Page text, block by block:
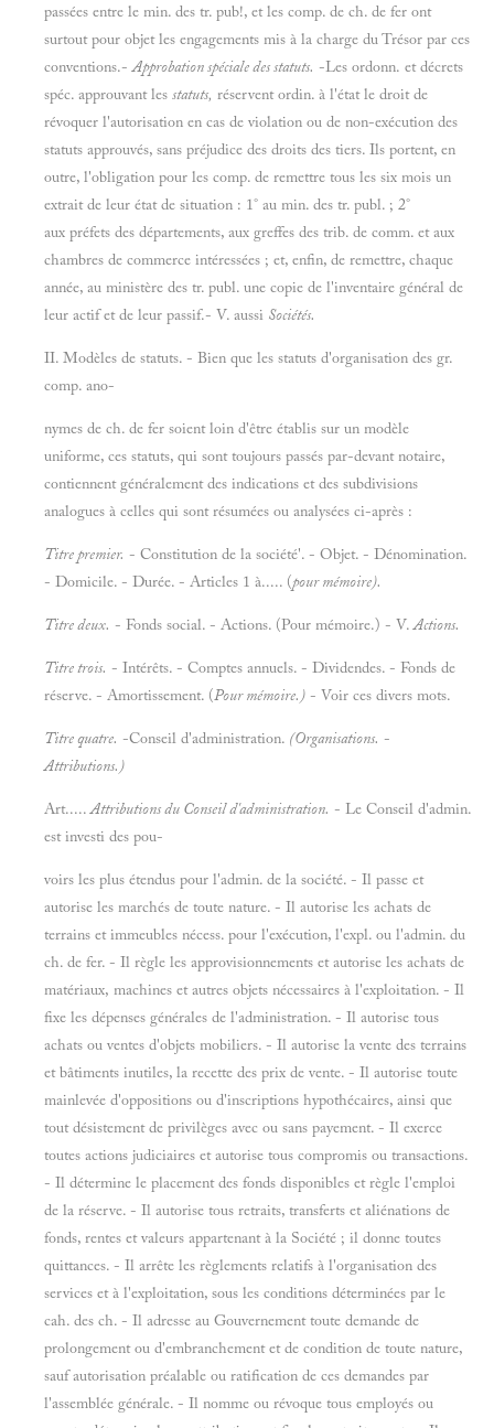
passées entre le min. des tr. pub!, et les comp. de ch. de fer ont
surtout pour objet les engagements mis à la charge du Trésor par ces
conventions.-Approbation spéciale des statuts. -Les ordonn. et décrets
spéc. approuvant les statuts, réservent ordin. à l'état le droit de
révoquer l'autorisation en cas de violation ou de non-exécution des
statuts approuvés, sans préjudice des droits des tiers. Ils portent, en
outre, l'obligation pour les comp. de remettre tous les six mois un
extrait de leur état de situation : 1° au min. des tr. publ. ; 2°
aux préfets des départements, aux greffes des trib. de comm. et aux
chambres de commerce intéressées ; et, enfin, de remettre, chaque
année, au ministère des tr. publ. une copie de l'inventaire général de
leur actif et de leur passif.- V. aussi Sociétés.
II. Modèles de statuts. - Bien que les statuts d'organisation des gr.
comp. ano-
nymes de ch. de fer soient loin d'être établis sur un modèle
uniforme, ces statuts, qui sont toujours passés par-devant notaire,
contiennent généralement des indications et des subdivisions
analogues à celles qui sont résumées ou analysées ci-après :
Titre premier. - Constitution de la société'. - Objet. - Dénomination.
- Domicile. - Durée. - Articles 1 à..... (pour mémoire).
Titre deux. - Fonds social. - Actions. (Pour mémoire.) - V.Actions.
Titre trois. - Intérêts. - Comptes annuels. - Dividendes. - Fonds de
réserve. - Amortissement. (Pour mémoire.) - Voir ces divers mots.
Titre quatre. -Conseil d'administration. (Organisations. -
Attributions.)
Art.....Attributions du Conseil d'administration. - Le Conseil d'admin.
est investi des pou-
voirs les plus étendus pour l'admin. de la société. - Il passe et
autorise les marchés de toute nature. - Il autorise les achats de
terrains et immeubles nécess. pour l'exécution, l'expl. ou l'admin. du
ch. de fer. - Il règle les approvisionnements et autorise les achats de
matériaux, machines et autres objets nécessaires à l'exploitation. - Il
fixe les dépenses générales de l'administration. - Il autorise tous
achats ou ventes d'objets mobiliers. - Il autorise la vente des terrains
et bâtiments inutiles, la recette des prix de vente. - Il autorise toute
mainlevée d'oppositions ou d'inscriptions hypothécaires, ainsi que
tout désistement de privilèges avec ou sans payement. - Il exerce
toutes actions judiciaires et autorise tous compromis ou transactions.
- Il détermine le placement des fonds disponibles et règle l'emploi
de la réserve. - Il autorise tous retraits, transferts et aliénations de
fonds, rentes et valeurs appartenant à la Société ; il donne toutes
quittances. - Il arrête les règlements relatifs à l'organisation des
services et à l'exploitation, sous les conditions déterminées par le
cah. des ch. - Il adresse au Gouvernement toute demande de
prolongement ou d'embranchement et de condition de toute nature,
sauf autorisation préalable ou ratification de ces demandes par
l'assemblée générale. - Il nomme ou révoque tous employés ou